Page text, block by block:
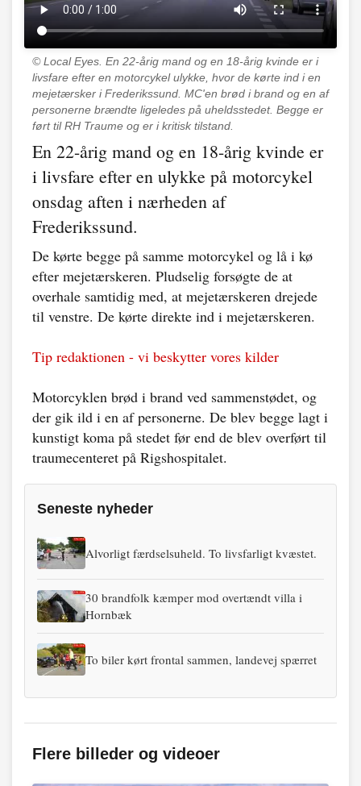
© Local Eyes. En 22-årig mand og en 18-årig kvinde er i
livsfare efter en motorcykel ulykke, hvor de kørte ind i en
mejetærsker i Frederikssund. MC'en brød i brand og en af
personerne brændte ligeledes på uheldsstedet. Begge er
ført til RH Traume og er i kritisk tilstand.
En 22-årig mand og en 18-årig kvinde er
i livsfare efter en ulykke på motorcykel
onsdag aften i nærheden af
Frederikssund.
De kørte begge på samme motorcykel og lå i kø
efter mejetærskeren. Pludselig forsøgte de at
overhale samtidig med, at mejetærskeren drejede
til venstre. De kørte direkte ind i mejetærskeren.
Tip redaktionen - vi beskytter vores kilder
Motorcyklen brød i brand ved sammenstødet, og
der gik ild i en af personerne. De blev begge lagt i
kunstigt koma på stedet før end de blev overført til
traumecenteret på Rigshospitalet.
Seneste nyheder
Alvorligt færdselsuheld. To livsfarligt kvæstet.
30 brandfolk kæmper mod overtændt villa i
Hornbæk
To biler kørt frontal sammen, landevej spærret
Flere billeder og videoer